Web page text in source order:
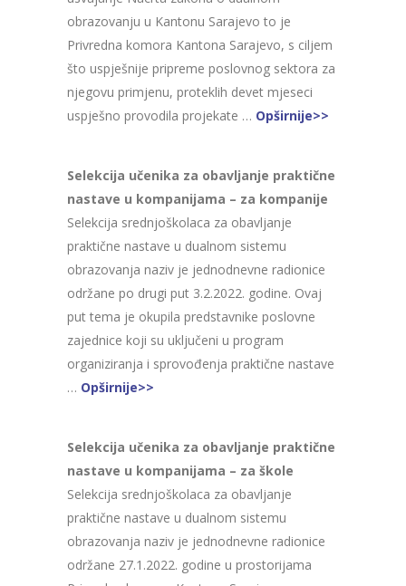
obrazovanju u Kantonu Sarajevo to je
Privredna komora Kantona Sarajevo, s ciljem
što uspješnije pripreme poslovnog sektora za
njegovu primjenu, proteklih devet mjeseci
uspješno provodila projekate … Opširnije>>
Selekcija učenika za obavljanje praktične
nastave u kompanijama – za kompanije
Selekcija srednjoškolaca za obavljanje
praktične nastave u dualnom sistemu
obrazovanja naziv je jednodnevne radionice
održane po drugi put 3.2.2022. godine. Ovaj
put tema je okupila predstavnike poslovne
zajednice koji su uključeni u program
organiziranja i sprovođenja praktične nastave
… Opširnije>>
Selekcija učenika za obavljanje praktične
nastave u kompanijama – za škole
Selekcija srednjoškolaca za obavljanje
praktične nastave u dualnom sistemu
obrazovanja naziv je jednodnevne radionice
održane 27.1.2022. godine u prostorijama